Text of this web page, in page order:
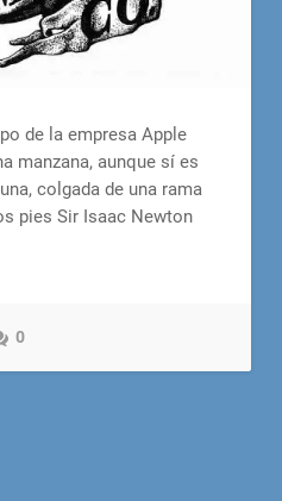
de la empresa Apple
manzana, aunque sí es
colgada de una rama
pies Sir Isaac Newton
0